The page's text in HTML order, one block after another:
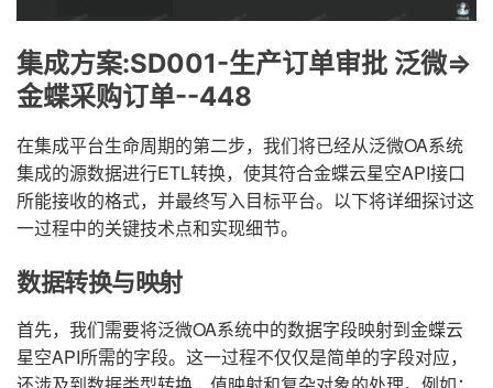
集成方案:SD001-生产订单审批 泛微=>
金蝶采购订单--448
在集成平台生命周期的第二步，我们将已经从泛微OA系统
集成的源数据进行ETL转换，使其符合金蝶云星空API接口
所能接收的格式，并最终写入目标平台。以下将详细探讨这
一过程中的关键技术点和实现细节。
数据转换与映射
首先，我们需要将泛微OA系统中的数据字段映射到金蝶云
星空API所需的字段。这一过程不仅仅是简单的字段对应，